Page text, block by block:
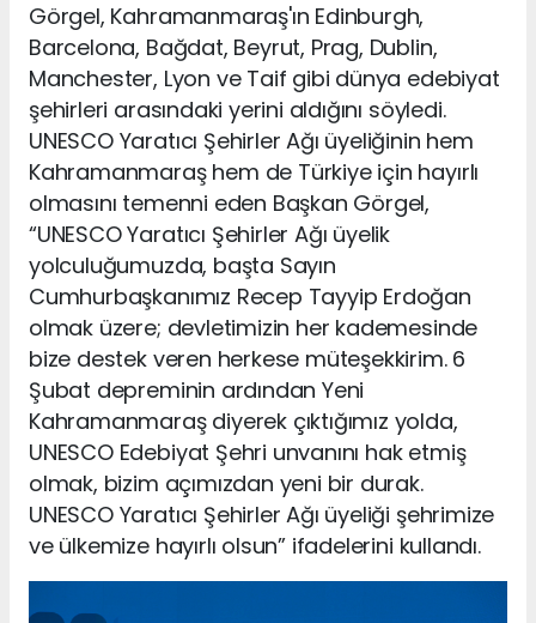
Görgel, Kahramanmaraş'ın Edinburgh,
Barcelona, Bağdat, Beyrut, Prag, Dublin,
Manchester, Lyon ve Taif gibi dünya edebiyat
şehirleri arasındaki yerini aldığını söyledi.
UNESCO Yaratıcı Şehirler Ağı üyeliğinin hem
Kahramanmaraş hem de Türkiye için hayırlı
olmasını temenni eden Başkan Görgel,
“UNESCO Yaratıcı Şehirler Ağı üyelik
yolculuğumuzda, başta Sayın
Cumhurbaşkanımız Recep Tayyip Erdoğan
olmak üzere; devletimizin her kademesinde
bize destek veren herkese müteşekkirim. 6
Şubat depreminin ardından Yeni
Kahramanmaraş diyerek çıktığımız yolda,
UNESCO Edebiyat Şehri unvanını hak etmiş
olmak, bizim açımızdan yeni bir durak.
UNESCO Yaratıcı Şehirler Ağı üyeliği şehrimize
ve ülkemize hayırlı olsun” ifadelerini kullandı.